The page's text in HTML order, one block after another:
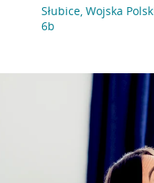
Słubice, Wojska
6b